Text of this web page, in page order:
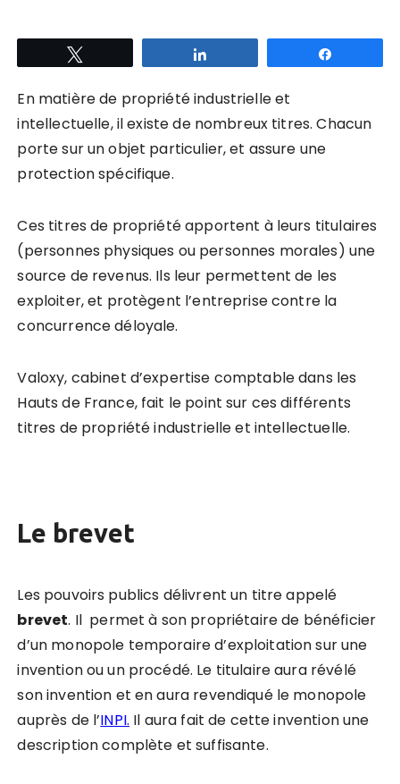
En matière de propriété industrielle et
intellectuelle, il existe de nombreux titres. Chacun
porte sur un objet particulier, et assure une
protection spécifique.
Ces titres de propriété apportent à leurs titulaires
(personnes physiques ou personnes morales) une
source de revenus. Ils leur permettent de les
exploiter, et protègent l’entreprise contre la
concurrence déloyale.
Valoxy, cabinet d’expertise comptable dans les
Hauts de France, fait le point sur ces différents
titres de propriété industrielle et intellectuelle.
Le brevet
Les pouvoirs publics délivrent un titre appelé
brevet. Il permet à son propriétaire de bénéficier
d’un monopole temporaire d’exploitation sur une
invention ou un procédé. Le titulaire aura révélé
son invention et en aura revendiqué le monopole
auprès de l’INPI. Il aura fait de cette invention une
description complète et suffisante.